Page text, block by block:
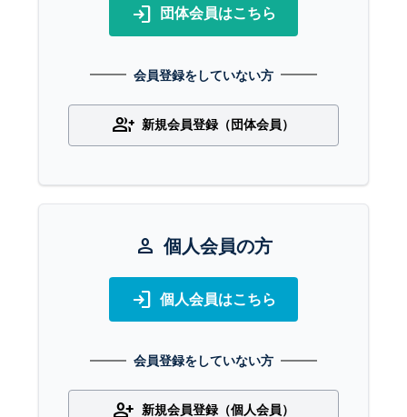
login 団体会員はこちら
会員登録をしていない方
group_add 新規会員登録（団体会員）
person 個人会員の方
login 個人会員はこちら
会員登録をしていない方
person_add 新規会員登録（個人会員）